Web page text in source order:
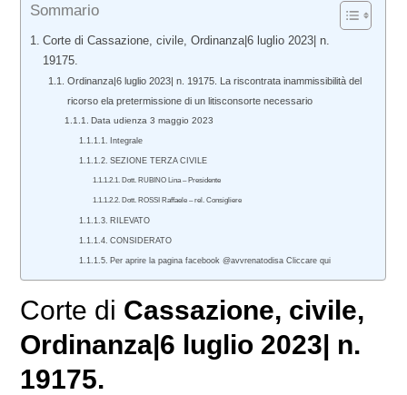
Sommario
Corte di Cassazione, civile, Ordinanza|6 luglio 2023| n.
19175.
Ordinanza|6 luglio 2023| n. 19175. La riscontrata inammissibilità del
ricorso ela pretermissione di un litisconsorte necessario
Data udienza 3 maggio 2023
Integrale
SEZIONE TERZA CIVILE
Dott. RUBINO Lina – Presidente
Dott. ROSSI Raffaele – rel. Consigliere
RILEVATO
CONSIDERATO
Per aprire la pagina facebook @avvrenatodisa Cliccare qui
Corte di Cassazione, civile,
Ordinanza|6 luglio 2023| n.
19175.